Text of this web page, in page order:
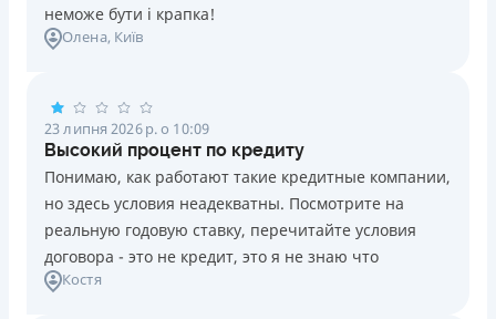
неможе бути і крапка!
Олена, Київ
23 липня 2026 р. о 10:09
Высокий процент по кредиту
Понимаю, как работают такие кредитные компании,
но здесь условия неадекватны. Посмотрите на
реальную годовую ставку, перечитайте условия
договора - это не кредит, это я не знаю что
Костя